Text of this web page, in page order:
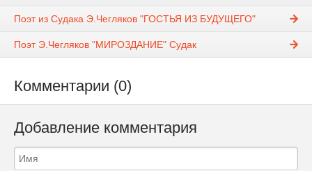
Поэт из Судака Э.Чегляков "ГОСТЬЯ ИЗ БУДУЩЕГО"
Поэт Э.Чегляков "МИРОЗДАНИЕ" Судак
Комментарии (0)
Добавление комментария